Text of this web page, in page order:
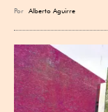
Por Alberto Aguirre